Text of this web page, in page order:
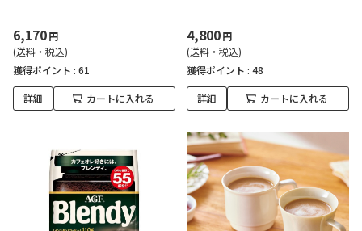
6,170円
(送料・税込)
獲得ポイント : 61
詳細 カートに入れる
4,800円
(送料・税込)
獲得ポイント : 48
詳細 カートに入れる